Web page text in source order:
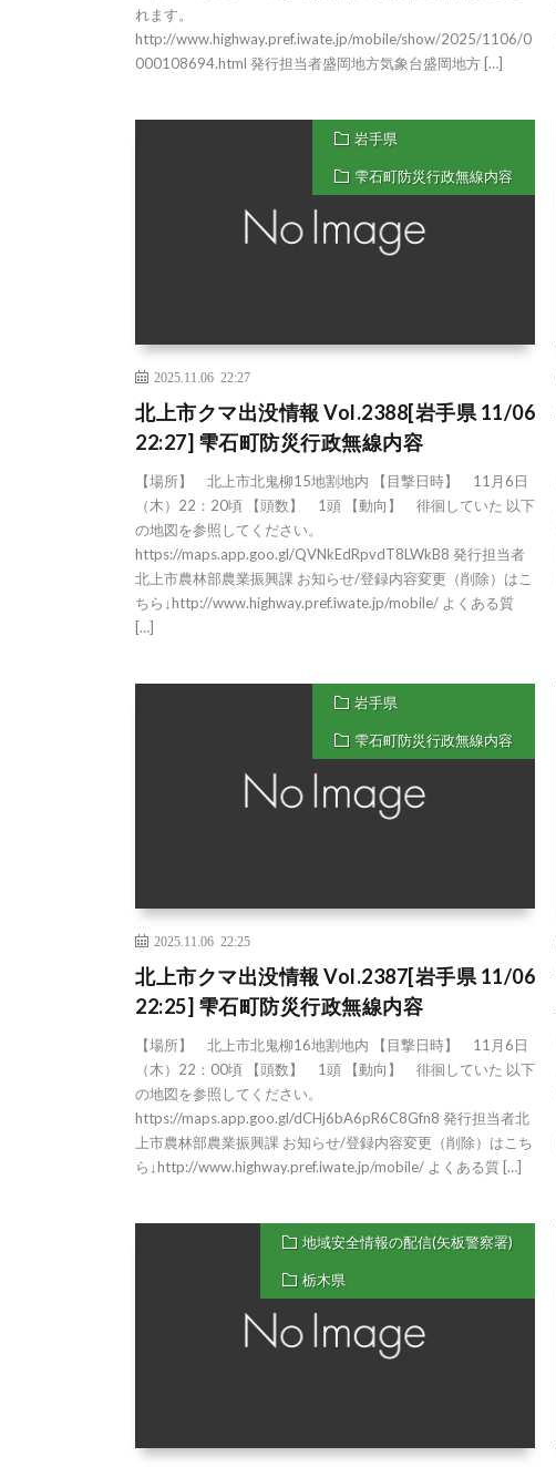
れます。
http://www.highway.pref.iwate.jp/mobile/show/2025/1106/0
000108694.html 発行担当者盛岡地方気象台盛岡地方 […]
岩手県
雫石町防災行政無線内容
2025.11.06 22:27
北上市クマ出没情報 Vol.2388[岩手県 11/06
22:27] 雫石町防災行政無線内容
【場所】 北上市北鬼柳15地割地内 【目撃日時】 11月6日
（木）22：20頃 【頭数】 1頭 【動向】 徘徊していた 以下
の地図を参照してください。
https://maps.app.goo.gl/QVNkEdRpvdT8LWkB8 発行担当者
北上市農林部農業振興課 お知らせ/登録内容変更（削除）はこ
ちら↓http://www.highway.pref.iwate.jp/mobile/ よくある質
[…]
岩手県
雫石町防災行政無線内容
2025.11.06 22:25
北上市クマ出没情報 Vol.2387[岩手県 11/06
22:25] 雫石町防災行政無線内容
【場所】 北上市北鬼柳16地割地内 【目撃日時】 11月6日
（木）22：00頃 【頭数】 1頭 【動向】 徘徊していた 以下
の地図を参照してください。
https://maps.app.goo.gl/dCHj6bA6pR6C8Gfn8 発行担当者北
上市農林部農業振興課 お知らせ/登録内容変更（削除）はこち
ら↓http://www.highway.pref.iwate.jp/mobile/ よくある質 […]
地域安全情報の配信(矢板警察署)
栃木県